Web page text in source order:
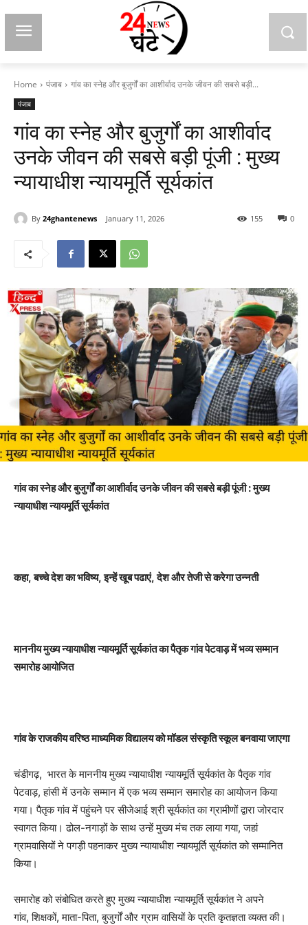
Home पंजाब गांव का स्नेह और बुजुर्गों का आशीर्वाद उनके जीवन की सबसे बड़ी...
पंजाब
गांव का स्नेह और बुजुर्गों का आशीर्वाद
उनके जीवन की सबसे बड़ी पूंजी : मुख्य
न्यायाधीश न्यायमूर्ति सूर्यकांत
By 24ghantenews January 11, 2026 0
155
गांव का स्नेह और बुजुर्गों का आशीर्वाद उनके जीवन की सबसे बड़ी पूंजी : मुख्य
न्यायाधीश न्यायमूर्ति सूर्यकांत
कहा, बच्चे देश का भविष्य, इन्हें खूब पढाएं, देश और तेजी से करेगा उन्नती
माननीय मुख्य न्यायाधीश न्यायमूर्ति सूर्यकांत का पैतृक गांव पेटवाड़ में भव्य सम्मान
समारोह आयोजित
गांव के राजकीय वरिष्ठ माध्यमिक विद्यालय को मॉडल संस्कृति स्कूल बनवाया जाएगा
चंडीगढ़, भारत के माननीय मुख्य न्यायाधीश न्यायमूर्ति सूर्यकांत के पैतृक गांव
पेटवाड़, हांसी में उनके सम्मान में एक भव्य सम्मान समारोह का आयोजन किया
गया। पैतृक गांव में पहुंचने पर सीजेआई श्री सूर्यकांत का ग्रामीणों द्वारा जोरदार
स्वागत किया। ढोल-नगाड़ों के साथ उन्हें मुख्य मंच तक लाया गया, जहां
ग्रामवासियों ने पगड़ी पहनाकर मुख्य न्यायाधीश न्यायमूर्ति सूर्यकांत को सम्मानित
किया।
समारोह को संबोधित करते हुए मुख्य न्यायाधीश न्यायमूर्ति सूर्यकांत ने अपने
गांव, शिक्षकों, माता-पिता, बुजुर्गों और ग्राम वासियों के प्रति कृतज्ञता व्यक्त की।